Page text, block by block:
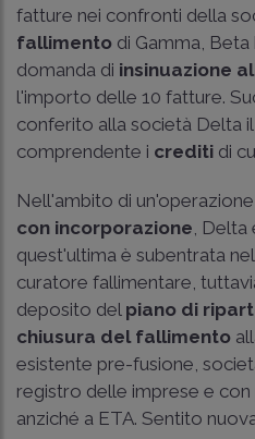
fatture nei confronti della
fallimento di Gamma,
domanda di insinuazione
l'importo delle 10 fatture.
conferito alla società Delta
comprendente i crediti di
Nell'ambito di
con incorporazione ,
quest'ultima è subentrata
curatore fallimentare,
deposito del piano di
chiusura del fallimento
esistente pre-fusione,
registro delle imprese e con
anziché a ETA. Sentito